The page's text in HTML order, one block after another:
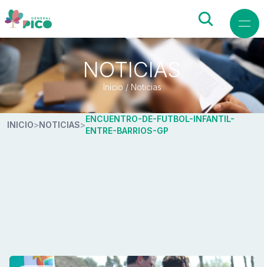
NOTICIAS
Inicio / Noticias
INICIO>NOTICIAS>
ENCUENTRO-DE-FUTBOL-INFANTIL-
ENTRE-BARRIOS-GP